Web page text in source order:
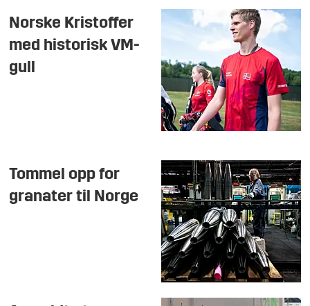
Norske Kristoffer
med historisk VM-
gull
Tommel opp for
granater til Norge